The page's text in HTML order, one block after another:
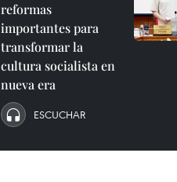
reformas
importantes para
transformar la
cultura socialista en
nueva era
ESCUCHAR